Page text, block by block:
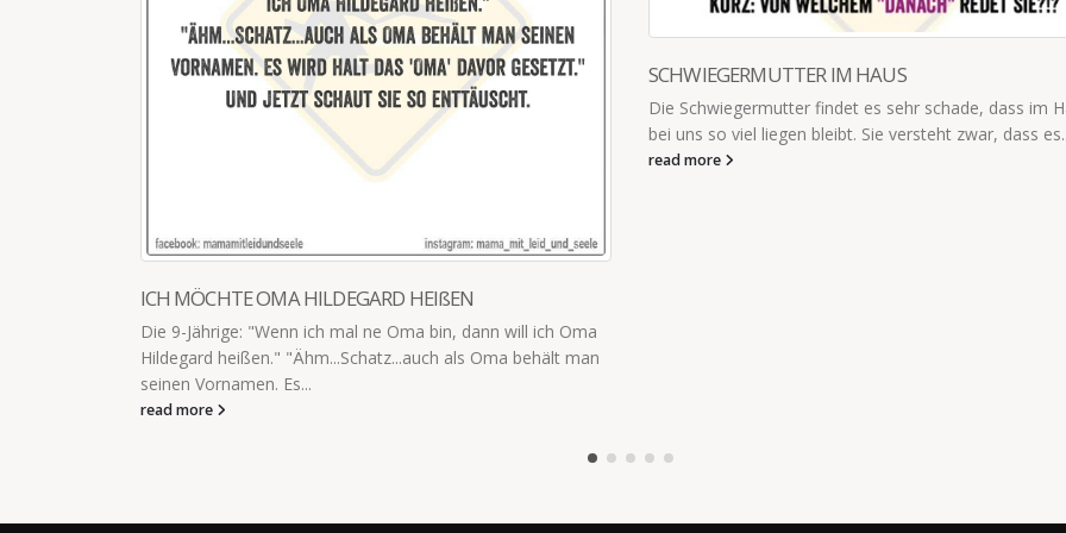
SCHWIEGERMUTTER IM HAUS
Die Schwiegermutter findet es sehr schade, dass im Haushalt
bei uns so viel liegen bleibt. Sie versteht zwar, dass es...
UNTERM T-SHIRT
„Mama, das Ding, das du unterm T-Shirt anhast –
das nochmal?“ „Überleg mal!“ „Busenbeschützer?“ Ja.
Definitiv ja.
IMPRESSUM